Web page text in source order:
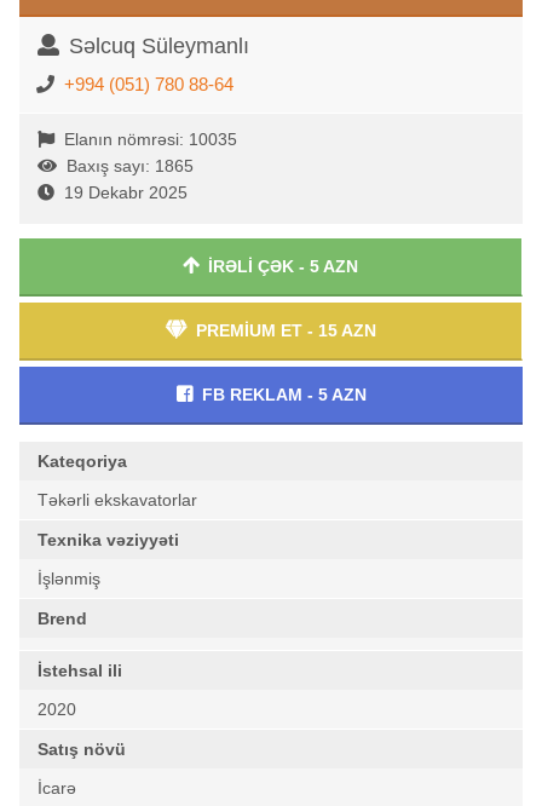
Səlcuq Süleymanlı
+994 (051) 780 88-64
Elanın nömrəsi: 10035
Baxış sayı: 1865
19 Dekabr 2025
İRƏLİ ÇƏK - 5 AZN
PREMİUM ET - 15 AZN
FB REKLAM - 5 AZN
Kateqoriya
Təkərli ekskavatorlar
Texnika vəziyyəti
İşlənmiş
Brend
İstehsal ili
2020
Satış növü
İcarə